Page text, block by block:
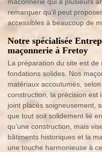
remarquer qu'il peut
accessibles à beaucoup de
Notre spécialisée
maçonnerie à Fretoy
La préparation du site est
fondations solides. Nos
matériaux accoutumés,
construction, la précision est
joint placés soigneusement,
que tout soit solidement lié
qu’une construction, mais
bâtiments historiques et la
une touche harmonieuse à